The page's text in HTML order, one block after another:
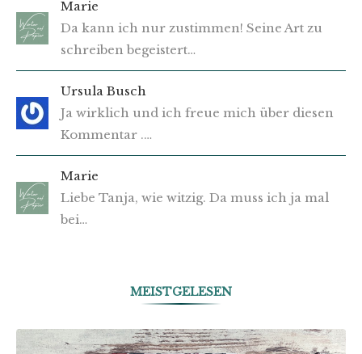
Marie
Da kann ich nur zustimmen! Seine Art zu
schreiben begeistert…
Ursula Busch
Ja wirklich und ich freue mich über diesen
Kommentar .…
Marie
Liebe Tanja, wie witzig. Da muss ich ja mal
bei…
MEISTGELESEN